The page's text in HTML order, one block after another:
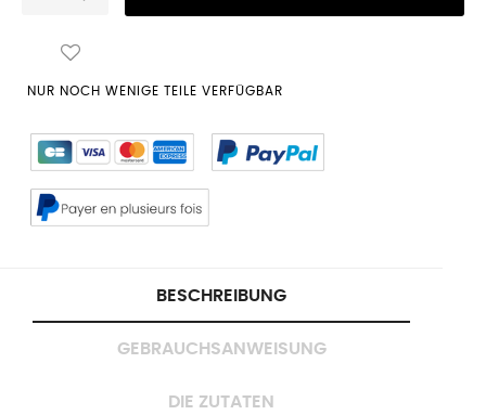
NUR NOCH WENIGE TEILE VERFÜGBAR
BESCHREIBUNG
GEBRAUCHSANWEISUNG
DIE ZUTATEN